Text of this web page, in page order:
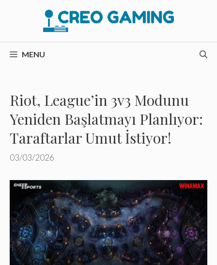
MENU
Riot, League’in 3v3 Modunu
Yeniden Başlatmayı Planlıyor:
Taraftarlar Umut İstiyor!
03/03/2026